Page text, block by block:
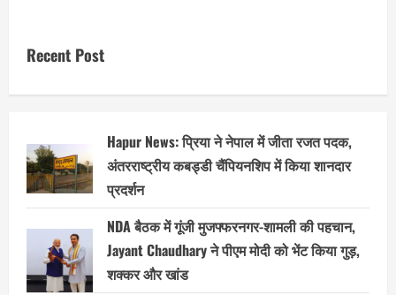
निशाना,
ये
बड़ी
बात…
Recent Post
Hapur News: प्रिया ने नेपाल में जीता रजत पदक,
अंतरराष्ट्रीय कबड्डी चैंपियनशिप में किया शानदार
प्रदर्शन
NDA बैठक में गूंजी मुजफ्फरनगर-शामली की पहचान,
Jayant Chaudhary ने पीएम मोदी को भेंट किया गुड़,
शक्कर और खांड